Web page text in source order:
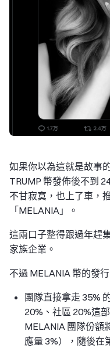
如果你以為這就是故事
TRUMP 幣發佈後不到
不甘寂寞，也上了車，
「MELANIA」。
這兩口子整得跟過年趕
家族企業。
不過 MELANIA 幣的發
團隊直接拿走 35%
20%、社區 20%這
MELANIA 團隊份額
應量 3%），隨後在